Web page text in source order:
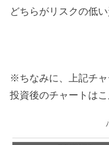
どちらがリスクの低
※ちなみに、上記チ
投資後のチャートはこ